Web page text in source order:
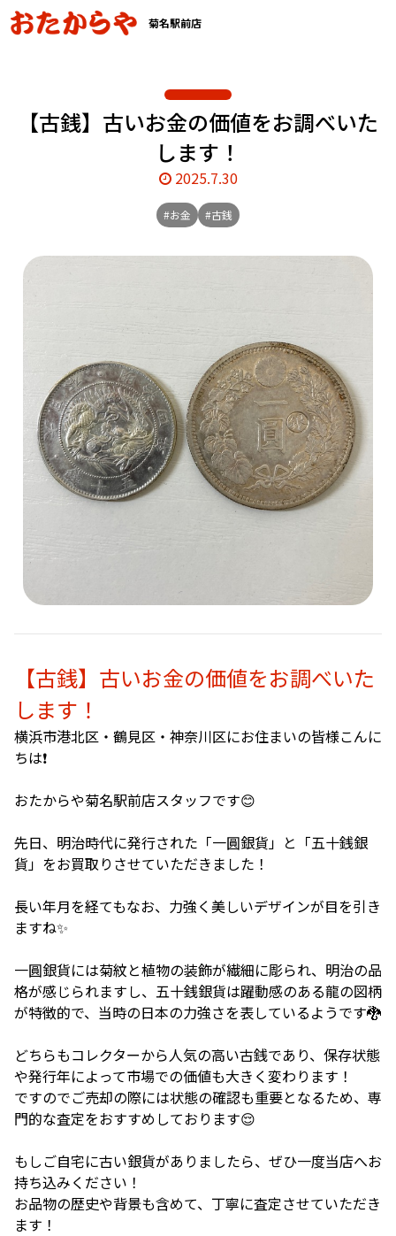
菊名駅前店
【古銭】古いお金の価値をお調べいた
します！
2025.7.30
#お金 #古銭
【古銭】古いお金の価値をお調べいた
します！
横浜市港北区・鶴見区・神奈川区にお住まいの皆様こんに
ちは❗️
おたからや菊名駅前店スタッフです😊
先日、明治時代に発行された「一圓銀貨」と「五十銭銀
貨」をお買取りさせていただきました！
長い年月を経てもなお、力強く美しいデザインが目を引き
ますね✨
一圓銀貨には菊紋と植物の装飾が繊細に彫られ、明治の品
格が感じられますし、五十銭銀貨は躍動感のある龍の図柄
が特徴的で、当時の日本の力強さを表しているようです🐉
どちらもコレクターから人気の高い古銭であり、保存状態
や発行年によって市場での価値も大きく変わります！
ですのでご売却の際には状態の確認も重要となるため、専
門的な査定をおすすめしております😌
もしご自宅に古い銀貨がありましたら、ぜひ一度当店へお
持ち込みください！
お品物の歴史や背景も含めて、丁寧に査定させていただき
ます！